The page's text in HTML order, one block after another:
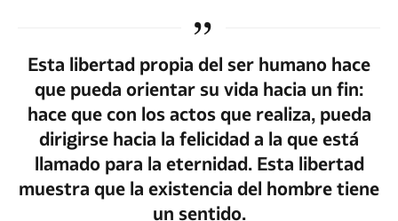
Esta libertad propia del ser humano hace
que pueda orientar su vida hacia un fin:
hace que con los actos que realiza, pueda
dirigirse hacia la felicidad a la que está
llamado para la eternidad. Esta libertad
muestra que la existencia del hombre tiene
un sentido.